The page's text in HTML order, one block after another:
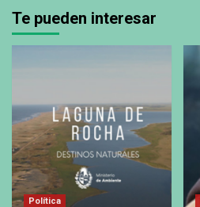
Te pueden interesar
Política